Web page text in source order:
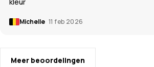
Michelle 11 feb 2026
Meer beoordelingen